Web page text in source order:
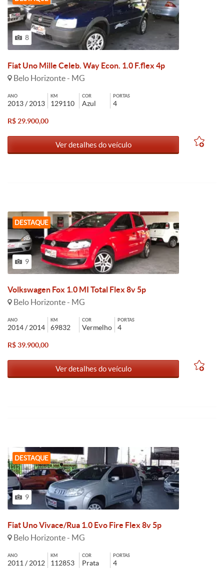
8
Fiat Uno Mille Celeb. Way Econ. 1.0 F.flex 4p
Belo Horizonte - MG
ANO
2013 / 2013
KM
129110
COR
Azul
PORTAS
4
R$ 29.900,00
Ver detalhes do veículo
DESTAQUE
9
Volkswagen Fox 1.0 MI Total Flex 8v 5p
Belo Horizonte - MG
ANO
2014 / 2014
KM
69832
COR
Vermelho
PORTAS
4
R$ 39.900,00
Ver detalhes do veículo
DESTAQUE
9
Fiat Uno Vivace/Rua 1.0 Evo Fire Flex 8v 5p
Belo Horizonte - MG
ANO
2011 / 2012
KM
112853
COR
Prata
PORTAS
4